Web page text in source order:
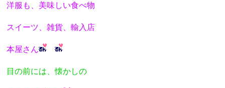
洋服も、美味しい食べ物
スイーツ、雑貨、輸入店
本屋さん
目の前には、懐かしの